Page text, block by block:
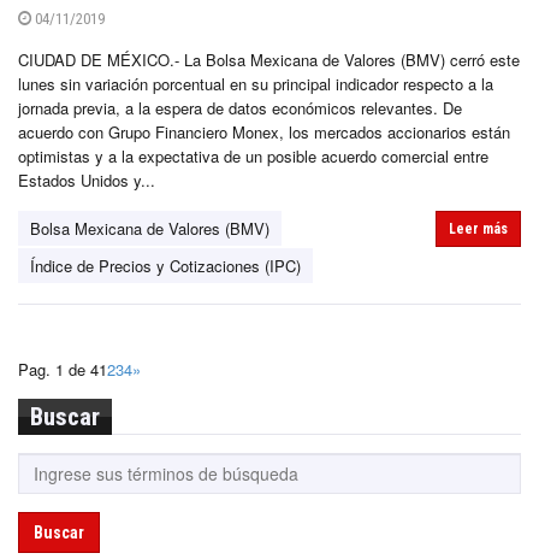
04/11/2019
CIUDAD DE MÉXICO.- La Bolsa Mexicana de Valores (BMV) cerró este
lunes sin variación porcentual en su principal indicador respecto a la
jornada previa, a la espera de datos económicos relevantes. De
acuerdo con Grupo Financiero Monex, los mercados accionarios están
optimistas y a la expectativa de un posible acuerdo comercial entre
Estados Unidos y...
Bolsa Mexicana de Valores (BMV)
Índice de Precios y Cotizaciones (IPC)
Leer más
Pag. 1 de 41234»
Buscar
Buscar